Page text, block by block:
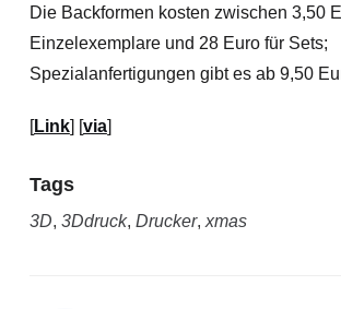
Die Backformen kosten zwischen 3,50
Einzelexemplare und 28 Euro für Sets;
Spezialanfertigungen gibt es ab 9,50
[Link] [via]
Tags
3D, 3Ddruck, Drucker, xmas